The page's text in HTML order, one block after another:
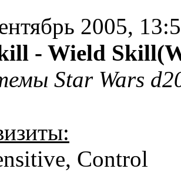
2005,
- Wield
Star Wars
Control